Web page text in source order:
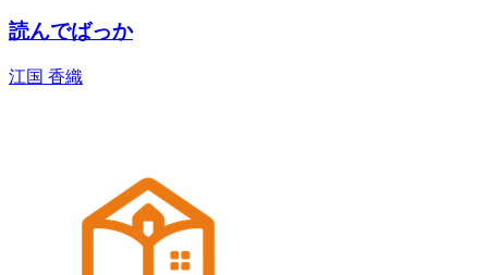
読んでばっか
江国 香織